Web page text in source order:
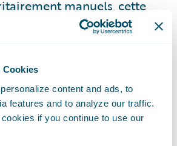
Cookies
content and ads, to
features and to analyze our traffic.
if you continue to use our
manuels, cette
compensée par
comme
lors des ruptures